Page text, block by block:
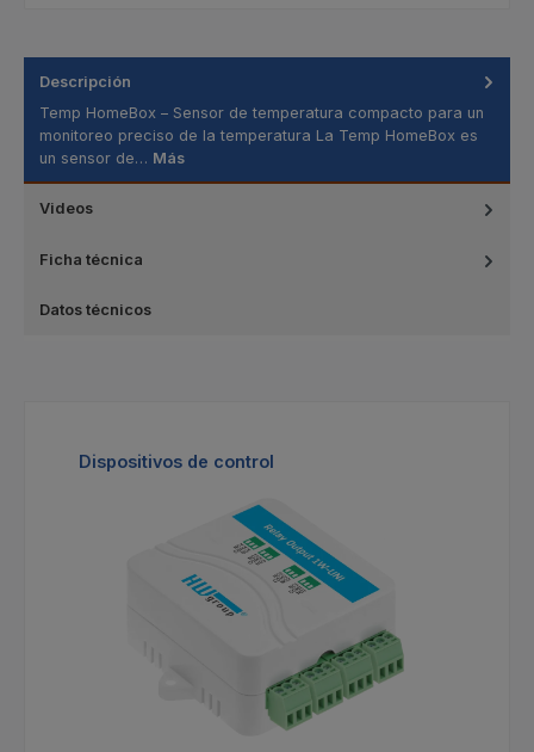
Descripción
Temp HomeBox – Sensor de temperatura compacto para un
monitoreo preciso de la temperatura La Temp HomeBox es
un sensor de… Más
Videos
Ficha técnica
Datos técnicos
Omitir la galería de productos
Dispositivos de control